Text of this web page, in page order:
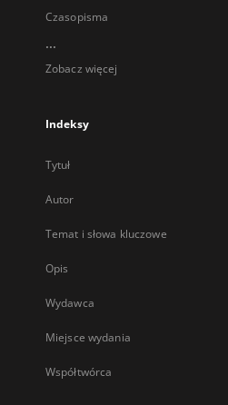
Czasopisma
...
Zobacz więcej
Indeksy
Tytuł
Autor
Temat i słowa kluczowe
Opis
Wydawca
Miejsce wydania
Współtwórca